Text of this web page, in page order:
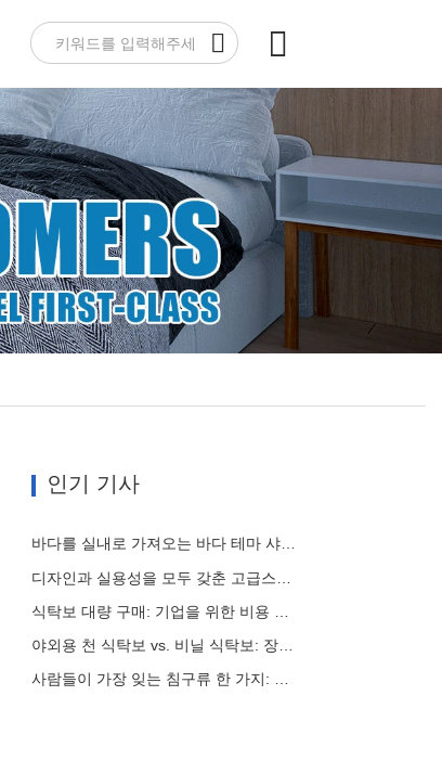
인기 기사
바다를 실내로 가져오는 바다 테마 샤워 커튼 아이디어
야외용 천 식탁보 vs. 비닐 식탁보: 장점, 단점 및 활용 사례
사람들이 가장 잊는 침구류 한 가지: 매트리스 커버